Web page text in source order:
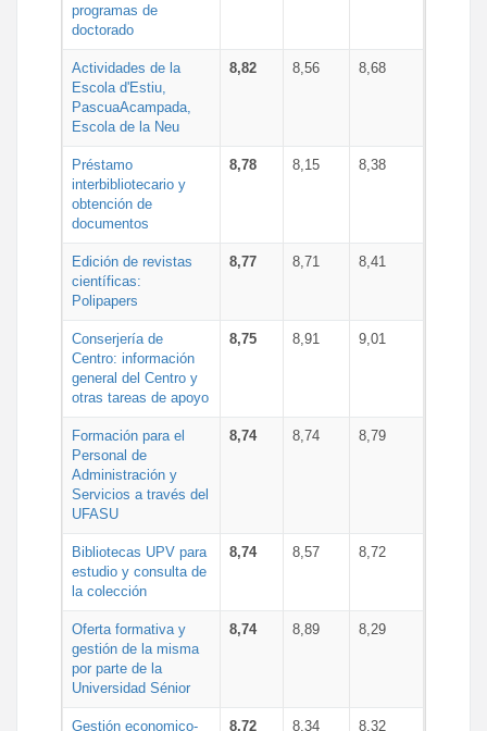
programas de
doctorado
Actividades de la
Escola d'Estiu,
PascuaAcampada,
Escola de la Neu
8,82 8,56 8,68
Préstamo
interbibliotecario y
obtención de
documentos
8,78 8,15 8,38
Edición de revistas
científicas:
Polipapers
8,77 8,71 8,41
Conserjería de
Centro: información
general del Centro y
otras tareas de apoyo
8,75 8,91 9,01
Formación para el
Personal de
Administración y
Servicios a través del
UFASU
8,74 8,74 8,79
Bibliotecas UPV para
estudio y consulta de
la colección
8,74 8,57 8,72
Oferta formativa y
gestión de la misma
por parte de la
Universidad Sénior
8,74 8,89 8,29
Gestión economico- 8,72 8,34 8,32